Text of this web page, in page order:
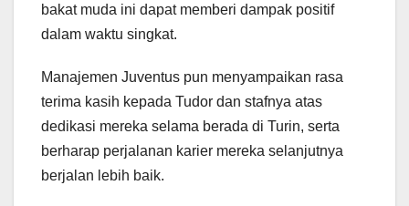
bakat muda ini dapat memberi dampak positif
dalam waktu singkat.
Manajemen Juventus pun menyampaikan rasa
terima kasih kepada Tudor dan stafnya atas
dedikasi mereka selama berada di Turin, serta
berharap perjalanan karier mereka selanjutnya
berjalan lebih baik.